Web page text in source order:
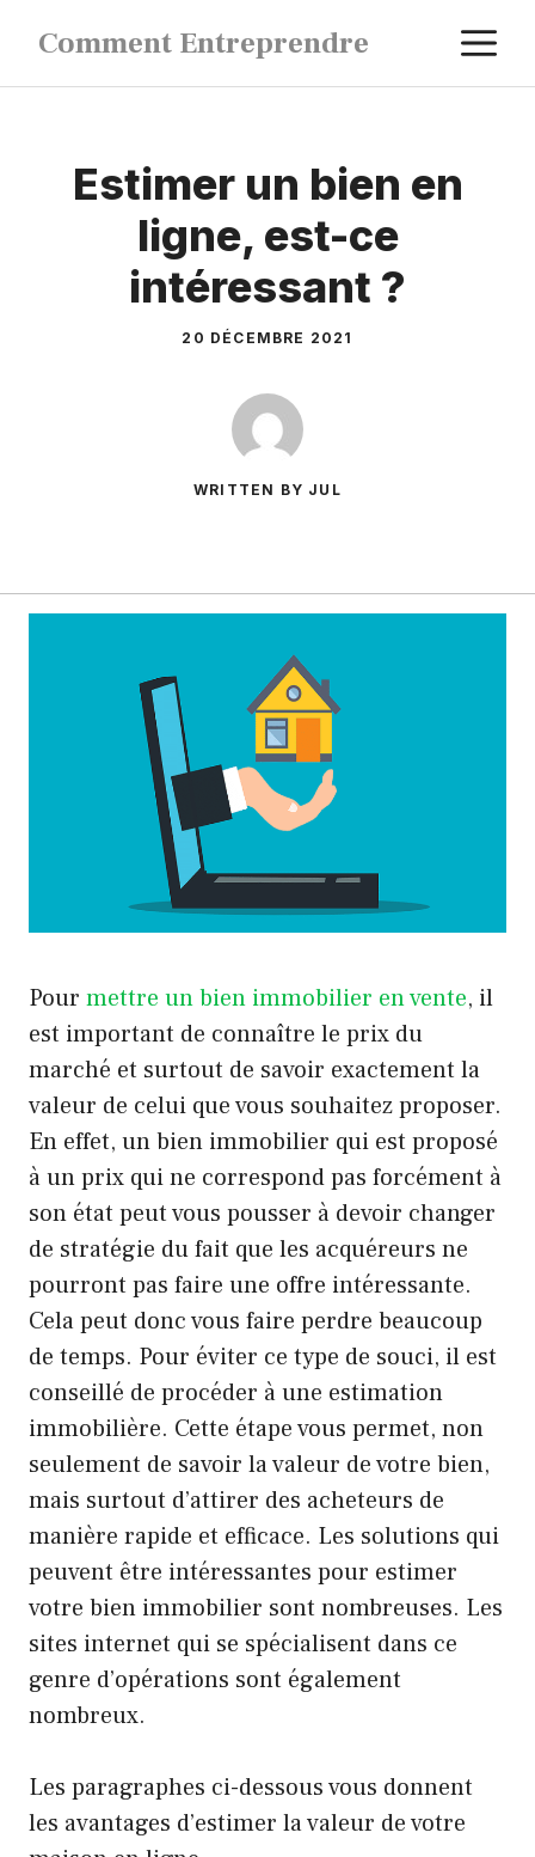
contenu
Comment Entreprendre
Estimer un bien en
ligne, est-ce
intéressant ?
20 DÉCEMBRE 2021
WRITTEN BY JUL
Pour mettre un bien immobilier en vente, il
est important de connaître le prix du
marché et surtout de savoir exactement la
valeur de celui que vous souhaitez proposer.
En effet, un bien immobilier qui est proposé
à un prix qui ne correspond pas forcément à
son état peut vous pousser à devoir changer
de stratégie du fait que les acquéreurs ne
pourront pas faire une offre intéressante.
Cela peut donc vous faire perdre beaucoup
de temps. Pour éviter ce type de souci, il est
conseillé de procéder à une estimation
immobilière. Cette étape vous permet, non
seulement de savoir la valeur de votre bien,
mais surtout d’attirer des acheteurs de
manière rapide et efficace. Les solutions qui
peuvent être intéressantes pour estimer
votre bien immobilier sont nombreuses. Les
sites internet qui se spécialisent dans ce
genre d’opérations sont également
nombreux.
Les paragraphes ci-dessous vous donnent
les avantages d’estimer la valeur de votre